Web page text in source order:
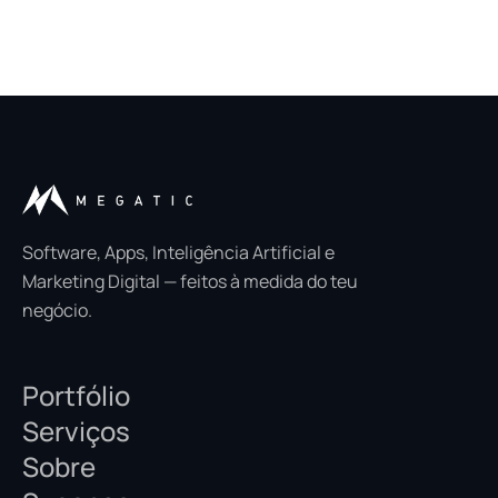
Software, Apps, Inteligência Artificial e
Marketing Digital — feitos à medida do teu
negócio.
Portfólio
Serviços
Sobre